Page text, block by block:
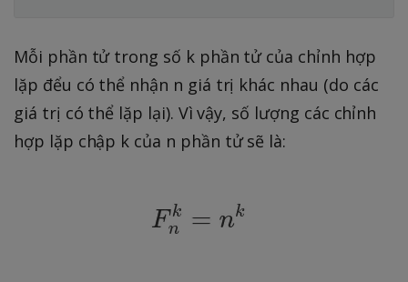
Mỗi phần tử trong số k phần tử của chỉnh hợp
lặp đểu có thể nhận n giá trị khác nhau (do các
giá trị có thể lặp lại). Vì vậy, số lượng các chỉnh
hợp lặp chập k của n phần tử sẽ là: